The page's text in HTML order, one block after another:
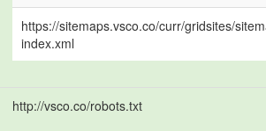
https://sitemaps.vsco.co/curr/gridsites/
index.xml
http://vsco.co/robots.txt